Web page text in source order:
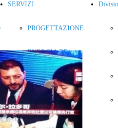
SERVIZI
PROGETTAZIONE
ENERGIA ED
AMBIENTE
MANAGEMENT
COSTRUZIONI